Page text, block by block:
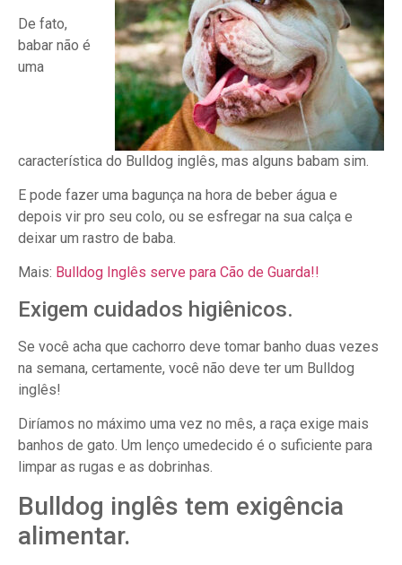
De fato,
babar não é
uma
característica do Bulldog inglês, mas alguns babam sim.
E pode fazer uma bagunça na hora de beber água e
depois vir pro seu colo, ou se esfregar na sua calça e
deixar um rastro de baba.
Mais: Bulldog Inglês serve para Cão de Guarda!!
Exigem cuidados higiênicos.
Se você acha que cachorro deve tomar banho duas vezes
na semana, certamente, você não deve ter um Bulldog
inglês!
Diríamos no máximo uma vez no mês, a raça exige mais
banhos de gato. Um lenço umedecido é o suficiente para
limpar as rugas e as dobrinhas.
Bulldog inglês tem exigência
alimentar.